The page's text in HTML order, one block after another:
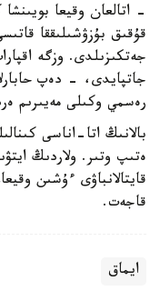
- اتالعان وقيعا
قۇقىق بۇزۋشىلىققا
جەتكىزىلدى. وزگە
جاتپايدى، - دەپ
رەسمي وكىلى مەيىرىم
بالانىڭ اتا-اناسى
ەتىپ وتىر. ولاردىڭ
قايتالانباۋى ءۇشىن
قاجەت.
ايماق